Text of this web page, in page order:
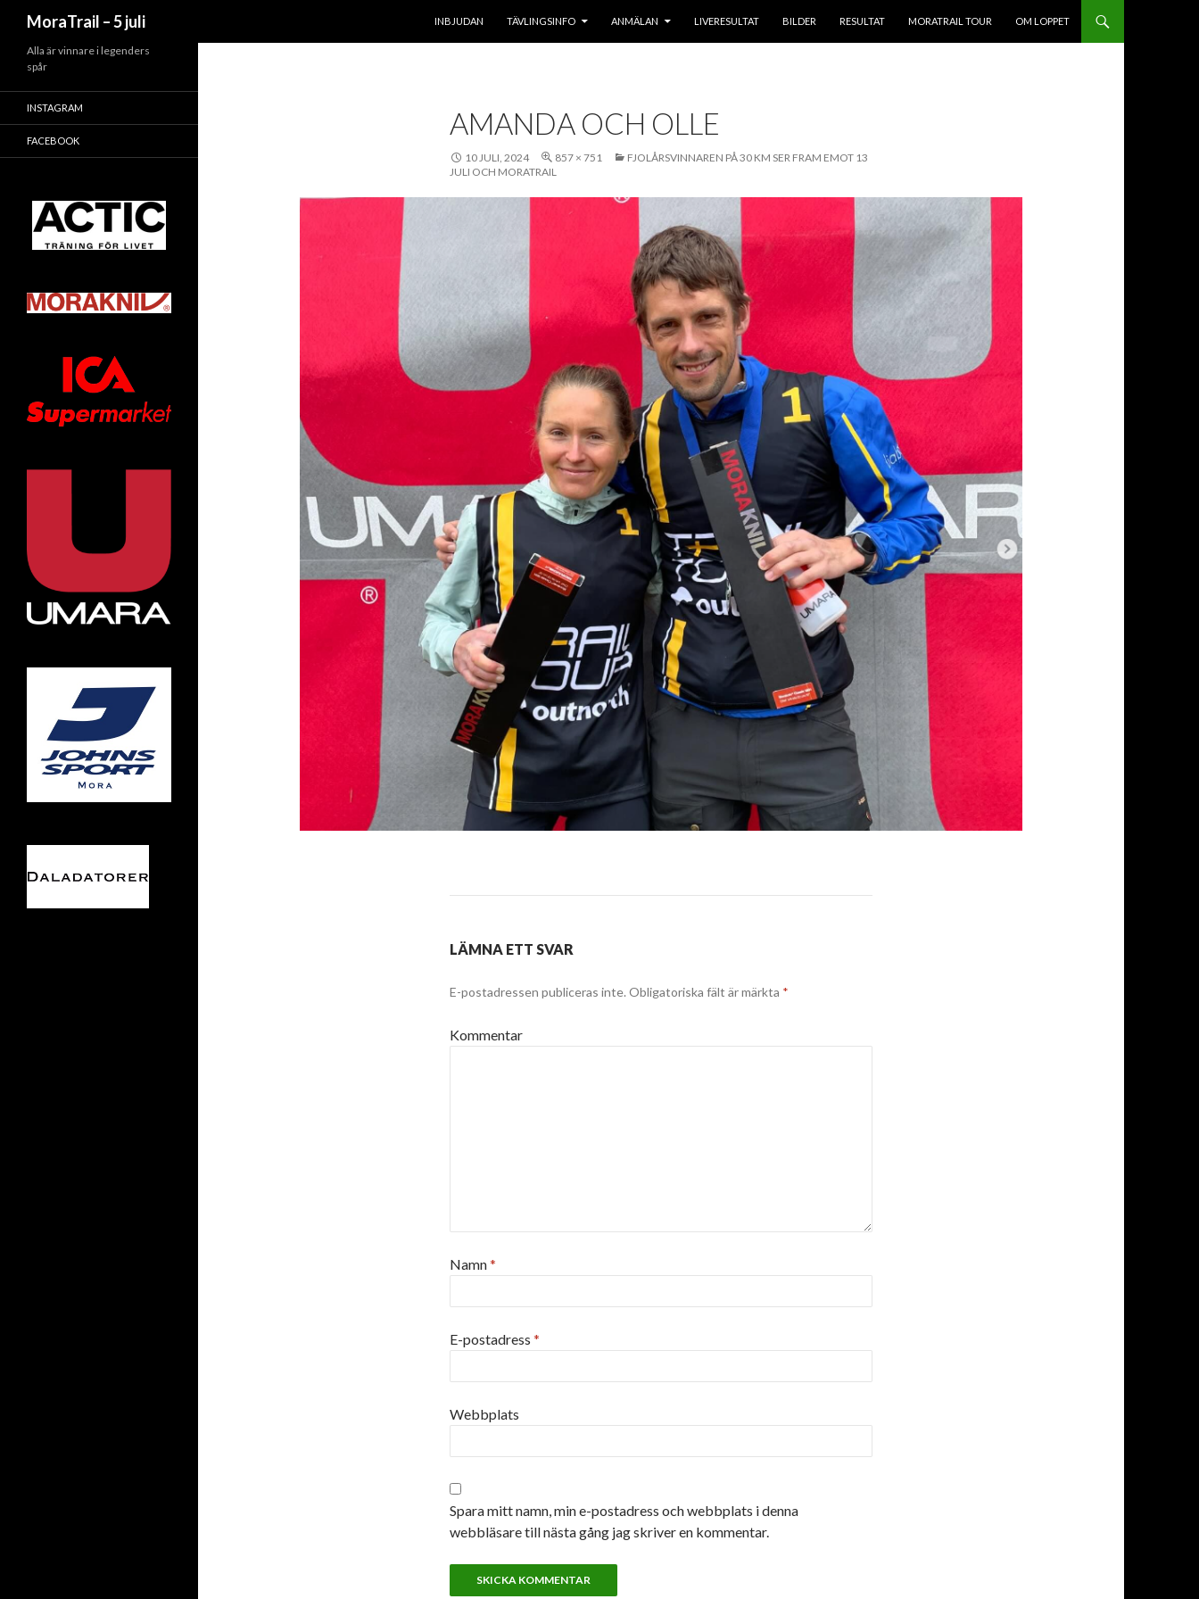
MoraTrail – 5 juli
INBJUDAN
TÄVLINGSINFO ANMÄLAN LIVERESULTAT BILDER RESULTAT MORATRAIL TOUR OM LOPPET
AMANDA OCH OLLE
10 JULI, 2024 857 × 751
FJOLÅRSVINNAREN PÅ 30 KM SER FRAM EMOT 13
JULI OCH MORATRAIL
LÄMNA ETT SVAR
E-postadressen publiceras inte. Obligatoriska fält är märkta *
Kommentar
Namn*
E-postadress *
Webbplats
Spara mitt namn, min e-postadress och webbplats i denna
webbläsare till nästa gång jag skriver en kommentar.
Alla är vinnare i legenders
spår
INSTAGRAM
FACEBOOK